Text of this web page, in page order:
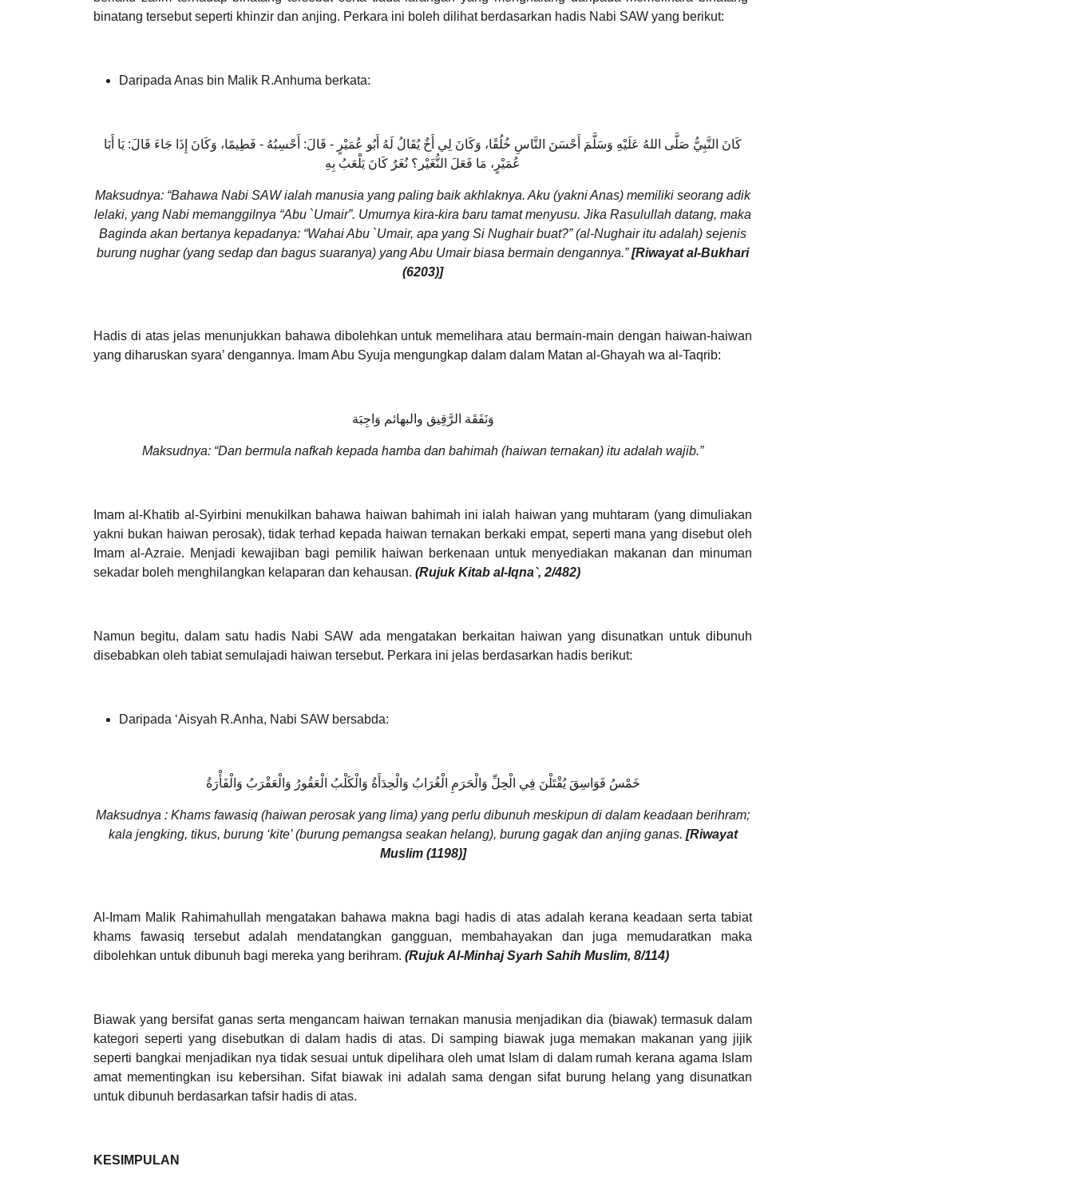
binatang tersebut seperti khinzir dan anjing. Perkara ini boleh dilihat berdasarkan hadis Nabi SAW yang berikut:
Daripada Anas bin Malik R.Anhuma berkata:
كَانَ النَّبِيُّ صَلَّى اللهُ عَلَيْهِ وَسَلَّمَ أَحْسَنَ النَّاسِ خُلُقًا، وَكَانَ لِي أَخٌ يُقَالُ لَهُ أَبُو عُمَيْرٍ - قَالَ: أَحْسِبُهُ - فَطِيمًا، وَكَانَ إِذَا جَاءَ قَالَ: يَا أَبَا
عُمَيْرٍ، مَا فَعَلَ النُّغَيْر؟ نُغَرٌ كَانَ يَلْعَبُ بِهِ
Maksudnya: “Bahawa Nabi SAW ialah manusia yang paling baik akhlaknya. Aku (yakni Anas) memiliki seorang adik
lelaki, yang Nabi memanggilnya “Abu `Umair”. Umurnya kira-kira baru tamat menyusu. Jika Rasulullah datang, maka
Baginda akan bertanya kepadanya: “Wahai Abu `Umair, apa yang Si Nughair buat?” (al-Nughair itu adalah) sejenis
burung nughar (yang sedap dan bagus suaranya) yang Abu Umair biasa bermain dengannya.”[Riwayat al-Bukhari
(6203)]
Hadis di atas jelas menunjukkan bahawa dibolehkan untuk memelihara atau bermain-main dengan haiwan-haiwan
yang diharuskan syara’ dengannya. Imam Abu Syuja mengungkap dalam dalam Matan al-Ghayah wa al-Taqrib:
وَنَفَقَة الرَّقِيق والبهائم وَاجِبَة
Maksudnya: “Dan bermula nafkah kepada hamba dan bahimah (haiwan ternakan) itu adalah wajib.”
Imam al-Khatib al-Syirbini menukilkan bahawa haiwan bahimah ini ialah haiwan yang muhtaram (yang dimuliakan
yakni bukan haiwan perosak), tidak terhad kepada haiwan ternakan berkaki empat, seperti mana yang disebut oleh
Imam al-Azraie. Menjadi kewajiban bagi pemilik haiwan berkenaan untuk menyediakan makanan dan minuman
sekadar boleh menghilangkan kelaparan dan kehausan. (Rujuk Kitab al-Iqna`, 2/482)
Namun begitu, dalam satu hadis Nabi SAW ada mengatakan berkaitan haiwan yang disunatkan untuk dibunuh
disebabkan oleh tabiat semulajadi haiwan tersebut. Perkara ini jelas berdasarkan hadis berikut:
Daripada ‘Aisyah R.Anha, Nabi SAW bersabda:
خَمْسُ فَوَاسِقَ يُقْتَلْنَ فِي الْحِلِّ وَالْحَرَمِ الْغُرَابُ وَالْحِدَأَةُ وَالْكَلْبُ الْعَقُورُ وَالْعَقْرَبُ وَالْفَأْرَةُ
Maksudnya : Khams fawasiq (haiwan perosak yang lima) yang perlu dibunuh meskipun di dalam keadaan berihram;
kala jengking, tikus, burung ‘kite’ (burung pemangsa seakan helang), burung gagak dan anjing ganas. [Riwayat
Muslim (1198)]
Al-Imam Malik Rahimahullah mengatakan bahawa makna bagi hadis di atas adalah kerana keadaan serta tabiat
khams fawasiq tersebut adalah mendatangkan gangguan, membahayakan dan juga memudaratkan maka
dibolehkan untuk dibunuh bagi mereka yang berihram. (Rujuk Al-Minhaj Syarh Sahih Muslim, 8/114)
Biawak yang bersifat ganas serta mengancam haiwan ternakan manusia menjadikan dia (biawak) termasuk dalam
kategori seperti yang disebutkan di dalam hadis di atas. Di samping biawak juga memakan makanan yang jijik
seperti bangkai menjadikan nya tidak sesuai untuk dipelihara oleh umat Islam di dalam rumah kerana agama Islam
amat mementingkan isu kebersihan. Sifat biawak ini adalah sama dengan sifat burung helang yang disunatkan
untuk dibunuh berdasarkan tafsir hadis di atas.
KESIMPULAN